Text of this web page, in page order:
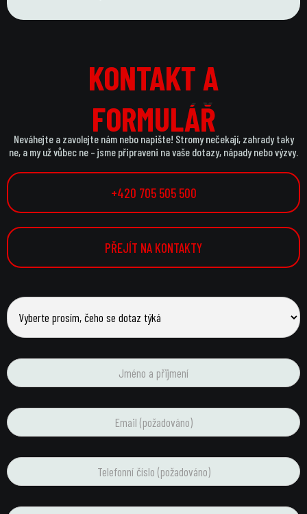
KONTAKT A
KONTAKT A
FORMULÁŘ
FORMULÁŘ
Neváhejte a zavolejte nám nebo napište! Stromy nečekají, zahrady taky
ne, a my už vůbec ne – jsme připraveni na vaše dotazy, nápady nebo výzvy.
+420 705 505 500
PŘEJÍT NA KONTAKTY